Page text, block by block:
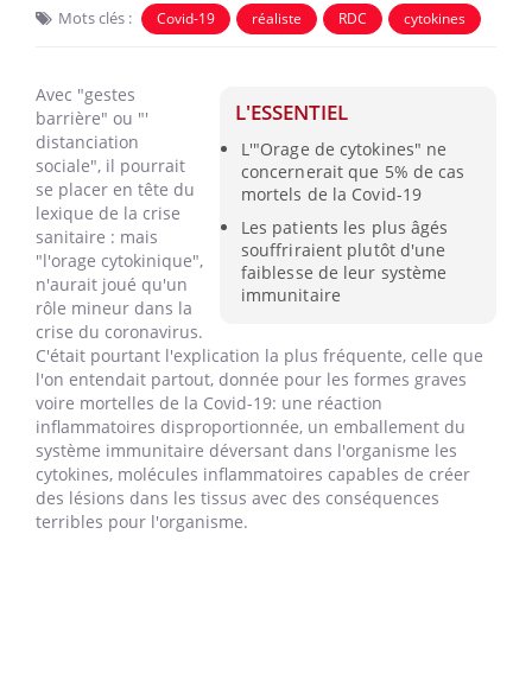
Mots clés : Covid-19 réaliste RDC cytokines
L'ESSENTIEL
L'"Orage de cytokines" ne
concernerait que 5% de cas
mortels de la Covid-19
Les patients les plus âgés
souffriraient plutôt d'une
faiblesse de leur système
immunitaire
Avec "gestes
barrière" ou "'
distanciation
sociale", il pourrait
se placer en tête du
lexique de la crise
sanitaire : mais
"l'orage cytokinique",
n'aurait joué qu'un
rôle mineur dans la
crise du coronavirus.
C'était pourtant l'explication la plus fréquente, celle que
l'on entendait partout, donnée pour les formes graves
voire mortelles de la Covid-19: une réaction
inflammatoires disproportionnée, un emballement du
système immunitaire déversant dans l'organisme les
cytokines, molécules inflammatoires capables de créer
des lésions dans les tissus avec des conséquences
terribles pour l'organisme.